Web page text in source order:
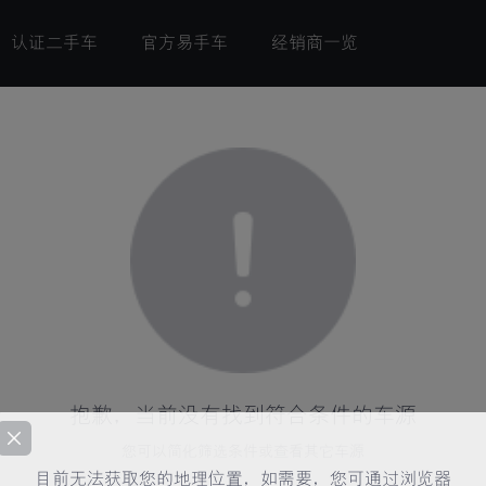
认证二手车 官方易手车 经销商一览
目前无法获取您的地理位置，如需要，您可通过浏览器
抱歉，当前没有找到符合条件的车源